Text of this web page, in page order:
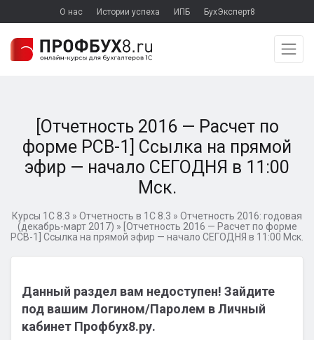
О нас Истории успеха ИПБ БухЭксперт8
[Отчетность 2016 — Расчет по
форме РСВ-1] Ссылка на прямой
эфир — начало СЕГОДНЯ в 11:00
Мск.
Курсы 1С 8.3 » Отчетность в 1С 8.3 » Отчетность 2016: годовая
(декабрь-март 2017) » [Отчетность 2016 — Расчет по форме
РСВ-1] Ссылка на прямой эфир — начало СЕГОДНЯ в 11:00 Мск.
Данный раздел вам недоступен! Зайдите
под вашим Логином/Паролем в Личный
кабинет Профбух8.ру.